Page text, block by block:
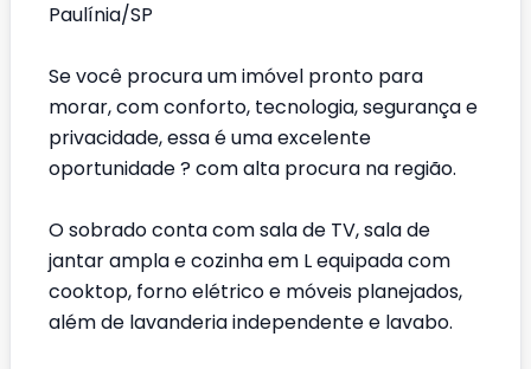
Paulínia/SP
Se você procura um imóvel pronto para
morar, com conforto, tecnologia, segurança e
privacidade, essa é uma excelente
oportunidade ? com alta procura na região.
O sobrado conta com sala de TV, sala de
jantar ampla e cozinha em L equipada com
cooktop, forno elétrico e móveis planejados,
além de lavanderia independente e lavabo.